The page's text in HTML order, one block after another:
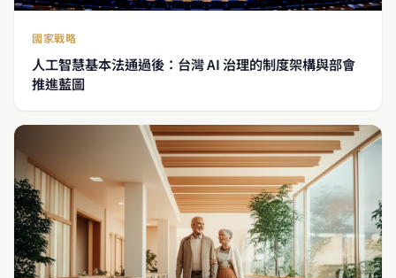
國家戰略
人工智慧基本法通過後：台灣 AI 治理的制度架構與部會
推進藍圖